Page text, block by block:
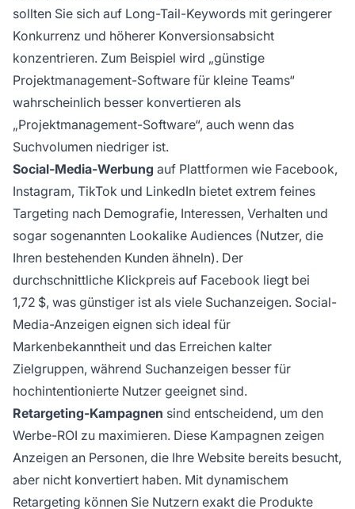
sollten Sie sich auf Long-Tail-Keywords mit geringerer
Konkurrenz und höherer Konversionsabsicht
konzentrieren. Zum Beispiel wird „günstige
Projektmanagement-Software für kleine Teams“
wahrscheinlich besser konvertieren als
„Projektmanagement-Software“, auch wenn das
Suchvolumen niedriger ist.
Social-Media-Werbung auf Plattformen wie Facebook,
Instagram, TikTok und LinkedIn bietet extrem feines
Targeting nach Demografie, Interessen, Verhalten und
sogar sogenannten Lookalike Audiences (Nutzer, die
Ihren bestehenden Kunden ähneln). Der
durchschnittliche Klickpreis auf Facebook liegt bei
1,72 $, was günstiger ist als viele Suchanzeigen. Social-
Media-Anzeigen eignen sich ideal für
Markenbekanntheit und das Erreichen kalter
Zielgruppen, während Suchanzeigen besser für
hochintentionierte Nutzer geeignet sind.
Retargeting-Kampagnen sind entscheidend, um den
Werbe-ROI zu maximieren. Diese Kampagnen zeigen
Anzeigen an Personen, die Ihre Website bereits besucht,
aber nicht konvertiert haben. Mit dynamischem
Retargeting können Sie Nutzern exakt die Produkte